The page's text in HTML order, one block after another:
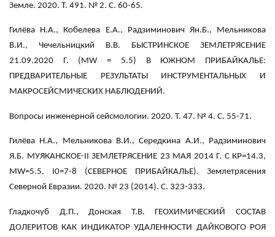
Земле. 2020. Т. 491. № 2. С. 60-65.
Гилёва Н.А., Кобелева Е.А., Радзиминович Ян.Б., Мельникова
В.И., Чечельницкий В.В. БЫСТРИНСКОЕ ЗЕМЛЕТРЯСЕНИЕ
21.09.2020 Г. (MW = 5.5) В ЮЖНОМ ПРИБАЙКАЛЬЕ:
ПРЕДВАРИТЕЛЬНЫЕ РЕЗУЛЬТАТЫ ИНСТРУМЕНТАЛЬНЫХ И
МАКРОСЕЙСМИЧЕСКИХ НАБЛЮДЕНИЙ.
Вопросы инженерной сейсмологии. 2020. Т. 47. № 4. С. 55-71.
Гилёва Н.А., Мельникова В.И., Середкина А.И., Радзиминович
Я.Б. МУЯКАНСКОЕ-II ЗЕМЛЕТРЯСЕНИЕ 23 МАЯ 2014 Г. С КР=14.3,
MW=5.5, I0=7-8 (CЕВЕРНОЕ ПРИБАЙКАЛЬЕ). Землетрясения
Северной Евразии. 2020. № 23 (2014). С. 323-333.
Гладкочуб Д.П., Донская Т.В. ГЕОХИМИЧЕСКИЙ СОСТАВ
ДОЛЕРИТОВ КАК ИНДИКАТОР УДАЛЕННОСТИ ДАЙКОВОГО РОЯ